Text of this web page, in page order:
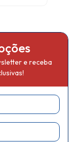
e receba